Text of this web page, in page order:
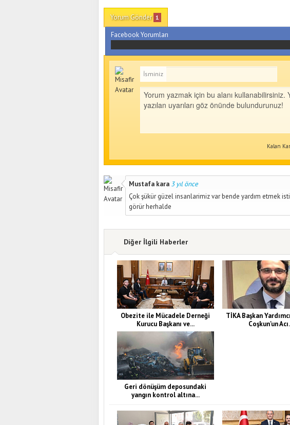
Yorum Gönder 1
Facebook Yorumları
İsminiz
Kalan
Mustafa kara 3 yıl önce
Çok şükür güzel insanlarimiz var bende yardım etmek
görür herhalde
Diğer İlgili Haberler
Obezite ile Mücadele Derneği
Kurucu Başkanı ve...
TİKA Başkan
Coşkun'un
Geri dönüşüm deposundaki
yangın kontrol altına...